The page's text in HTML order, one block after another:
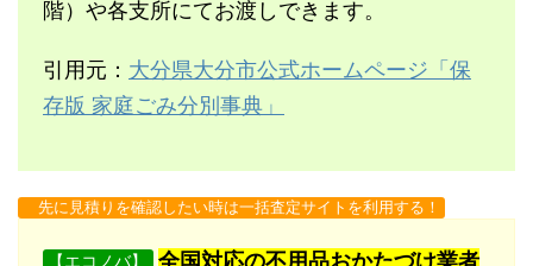
階）や各支所にてお渡しできます。
引用元： 大分県大分市公式ホームページ「保
存版 家庭ごみ分別事典」
先に見積りを確認したい時は一括査定サイトを利用する！
【エコノバ】
全国対応の不用品おかたづけ業者